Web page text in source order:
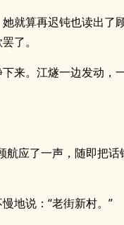
就算再迟钝也读出了
了。
来。江燧一边发动，
应了一声，随即把话
地说：“老街新村。”